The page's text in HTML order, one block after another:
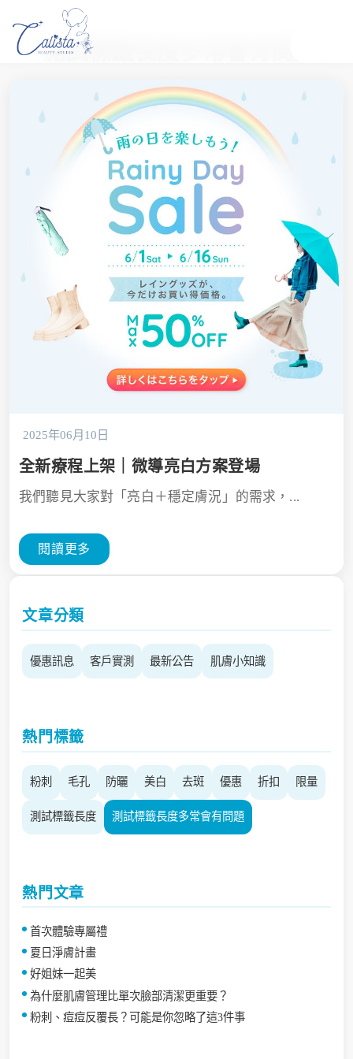
測試標籤長度多常會有問題
2025年06月10日
全新療程上架｜微導亮白方案登場
我們聽見大家對「亮白＋穩定膚況」的需求，...
閱讀更多
文章分類
優惠訊息 客戶實測 最新公告 肌膚小知識
熱門標籤
粉刺 毛孔 防曬 美白 去斑 優惠 折扣 限量
測試標籤長度 測試標籤長度多常會有問題
熱門文章
首次體驗專屬禮
夏日淨膚計畫
好姐妹一起美
為什麼肌膚管理比單次臉部清潔更重要？
粉刺、痘痘反覆長？可能是你忽略了這3件事